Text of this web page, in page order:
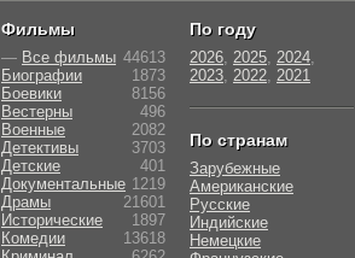
Фильмы
— Все фильмы 44613
Биографии
1873
Боевики
8156
Вестерны
496
Военные
2082
Детективы
3703
Детские
401
Документальные 1219
Драмы
21601
Исторические
1897
Комедии
13618
По году
2026, 2025, 2024,
2023, 2022, 2021
По странам
Зарубежные
Американские
Русские
Индийские
Немецкие